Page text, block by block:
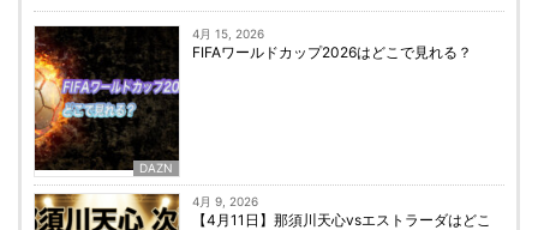
DAZN
4月 15, 2026
FIFAワールドカップ2026はどこで見れる？
4月 9, 2026
【4月11日】那須川天心vsエストラーダはどこ